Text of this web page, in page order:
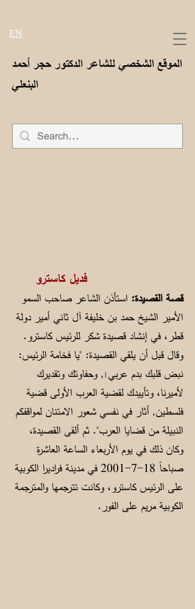
الموقع الشخصي للشاعر الدكتور حجر أحمد
البنعلي
EN
فديل كاسترو
قصة القصيدة: استأذن الشاعر صاحب السمو
الأمير الشيخ حمد بن خليفة آل ثاني أمير دولة
قطر، في إنشاد قصيدة شكر للرئيس كاسترو.
وقال قبل أن يلقي القصيدة: "يا فخامة الرئيس:
نبض قلبك بدم عربي1, وحفاوتك وتقديرك
لأميرنا، وتأييدك لقضية العرب الأولى قضية
فلسطين, أثار في نفسي شعور الامتنان لمواقفكم
النبيلة من قضايا العرب". ثم ألقى القصيدة،
وكان ذلك في يوم الأربعاء الساعة العاشرة
صباحاً 18-7-2001
في مدينة فراديرا الكوبية
على الرئيس كاسترو، وكانت تترجمها والمترجمة
الكوبية مريم على الفور.